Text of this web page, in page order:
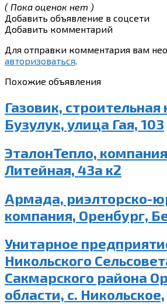
( Пока оценок нет )
Добавить объявление в соцсети
Добавить комментарий
Для отправки комментария вам
авторизоваться.
Похожие объявления
Газовик,
Бузулук, улица Гая, 103
ЭталонТепло,
Литейная, 43а к2
Армада, риэлторско-
компания, Оренбург,
Унитарное
Никольского
Сакмарского района
области, с. Никольское,